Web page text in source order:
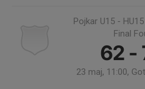
Pojkar U15 -
Final
62 -
23 maj, 11:00,